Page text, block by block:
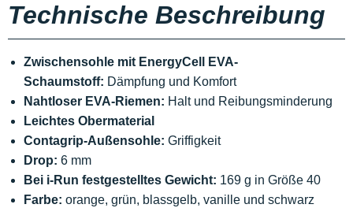
Technische Beschreibung
Zwischensohle mit EnergyCell EVA-
Schaumstoff: Dämpfung und Komfort
Nahtloser EVA-Riemen: Halt und Reibungsminderung
Leichtes Obermaterial
Contagrip-Außensohle: Griffigkeit
Drop: 6 mm
Bei i-Run festgestelltes Gewicht: 169 g in Größe 40
Farbe: orange, grün, blassgelb, vanille und schwarz